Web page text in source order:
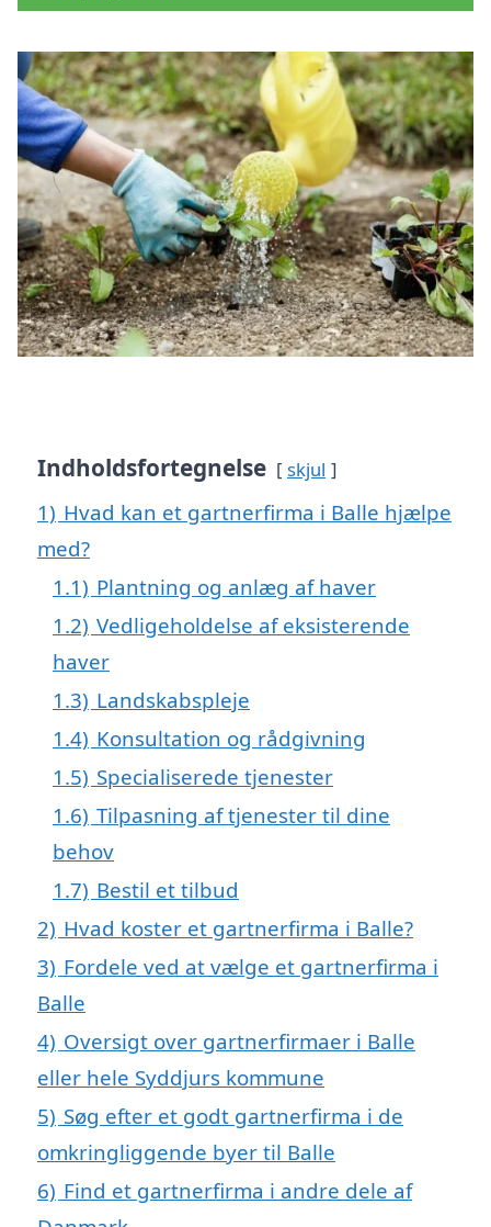
Indholdsfortegnelse skjul
1) Hvad kan et gartnerfirma i Balle hjælpe
med?
1.1) Plantning og anlæg af haver
1.2) Vedligeholdelse af eksisterende
haver
1.3) Landskabspleje
1.4) Konsultation og rådgivning
1.5) Specialiserede tjenester
1.6) Tilpasning af tjenester til dine
behov
1.7) Bestil et tilbud
2) Hvad koster et gartnerfirma i Balle?
3) Fordele ved at vælge et gartnerfirma i
Balle
4) Oversigt over gartnerfirmaer i Balle
eller hele Syddjurs kommune
5) Søg efter et godt gartnerfirma i de
omkringliggende byer til Balle
6) Find et gartnerfirma i andre dele af